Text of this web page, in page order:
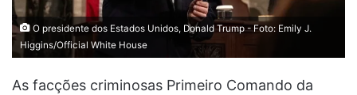
O presidente dos Estados Unidos, Donald Trump - Foto: Emily J.
Higgins/Official White House
As facções criminosas Primeiro Comando da